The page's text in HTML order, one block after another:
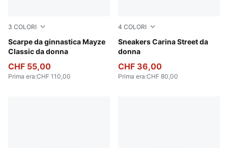
3 COLORI
Scarpe da ginnastica Mayze
Classic da donna
PUMA White-Intense Lavender
CHF 55,00
Prima era:CHF 110,00
4 COLORI
Sneakers Carina Street da
donna
PUMA White-PUMA Black-
CHF 36,00
Prima era:CHF 80,00